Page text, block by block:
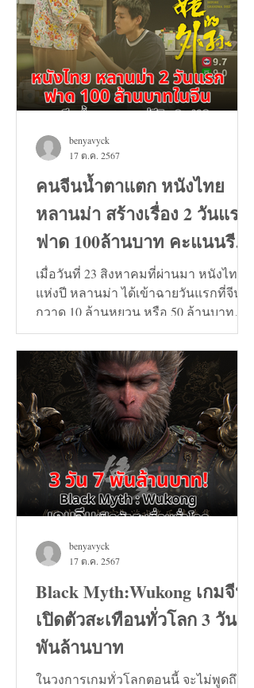
คนจีนน้ำตาแตก หนังไทย
หลานม่า สร้างเรื่อง 2 วันแรก
ฟาด 100ล้านบาท คะแนนรีวิว
9+
เมื่อวันที่ 23 สิงหาคมที่ผ่านมา หนังไทย
แห่งปี หลานม่า ได้เข้าฉายวันแรกที่จีน
กวาด 10 ล้านหยวน หรือ 50 ล้านบาท
และวันที่ 24 สิงหาคมทะลุ...
benyavyck
17 ต.ค. 2567
Black Myth:Wukong เกมจีน
เปิดตัวสะเทือนทั่วโลก 3 วัน 7
พันล้านบาท
ในวงการเกมทั่วโลกตอนนี้ จะไม่พูดถึง
benyavyck
17 ต.ค. 2567